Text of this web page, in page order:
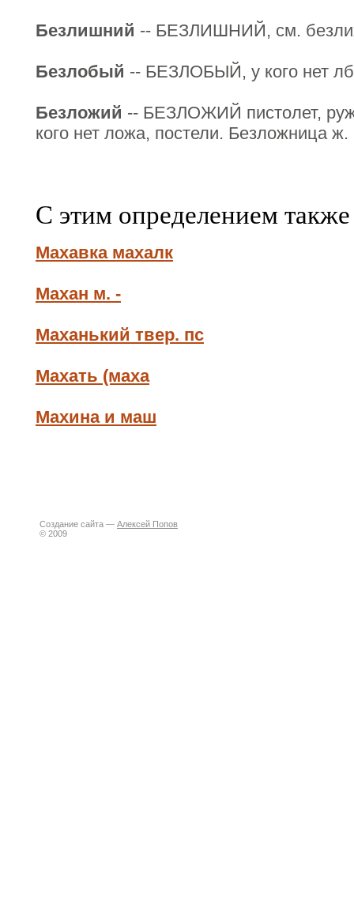
Безлишний -- БЕЗЛИШНИЙ, см.
Безлобый -- БЕЗЛОБЫЙ, у кого нет
Безложий -- БЕЗЛОЖИЙ пистолет,
кого нет ложа, постели. Безложница
С этим определением
Махавка махалк
Махан м. -
Маханький твер. пс
Махать (маха
Махина и маш
Создание сайта — Алексей Попов
© 2009